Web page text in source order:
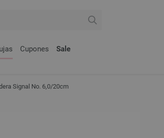
Cupones Sale
Signal No. 6,0/20cm